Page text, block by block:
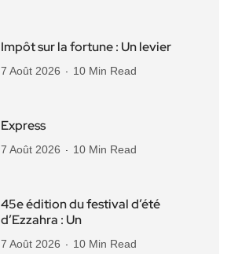
Impôt sur la fortune : Un levier
7 Août 2026 10 Min Read
Express
7 Août 2026 10 Min Read
45e édition du festival d’été
d’Ezzahra : Un
7 Août 2026 10 Min Read